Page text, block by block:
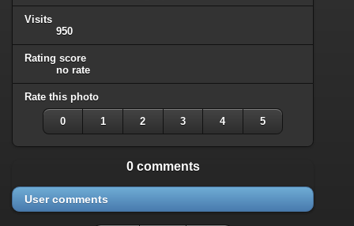
Visits
950
Rating score
no rate
Rate this photo
0 1 2 3 4 5
0 comments
User comments